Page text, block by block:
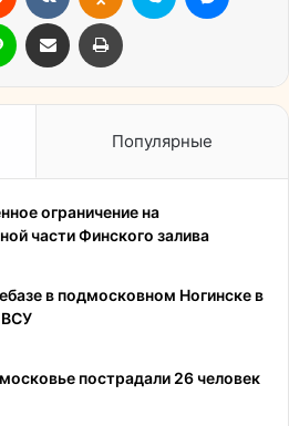
Line Поделиться через электронную почту Печатать
Популярные
ограничение на
части Финского залива
в подмосковном Ногинске в
ВСУ
пострадали 26 человек